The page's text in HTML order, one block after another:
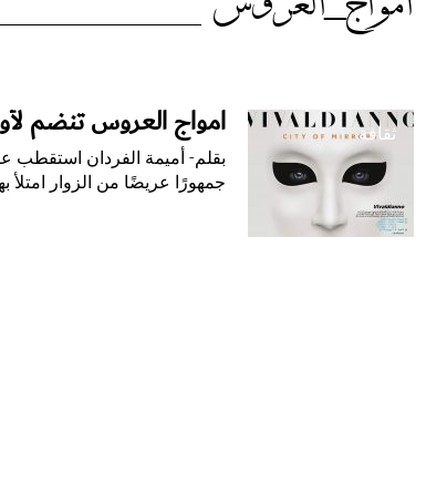
ثقافة أمواج العروس تنضم
بقلم- أميمة الفردان استقطب
جمهورًا عريضًا من الزوار